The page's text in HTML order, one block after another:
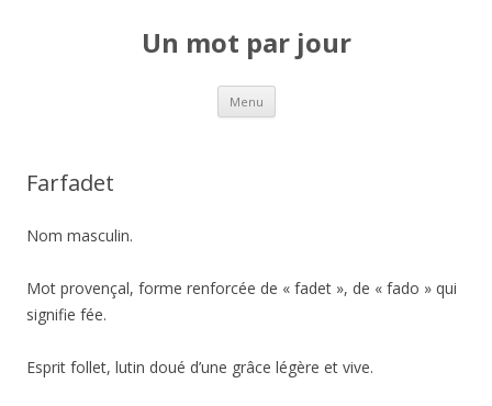
Un mot par jour
Menu Aller au contenu principal
Farfadet
Nom masculin.
Mot provençal, forme renforcée de « fadet », de « fado » qui
signifie fée.
Esprit follet, lutin doué d’une grâce légère et vive.